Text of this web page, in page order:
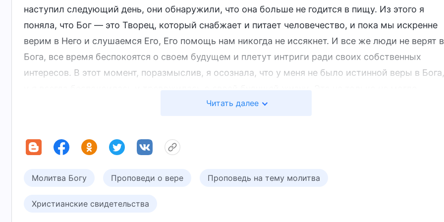
наступил следующий день, они обнаружили, что она больше не годится в пищу. Из этого я
поняла, что Бог — это Творец, который снабжает и питает человечество, и пока мы искренне
верим в Него и слушаемся Его, Его помощь нам никогда не иссякнет. И все же люди не верят в
Бога, все время беспокоятся о своем будущем и плетут интриги ради своих собственных
интересов. В этот момент, поразмыслив, я осознала, что у меня не было истинной веры в Бога,
решить мои проблемы, но, наоборот, лишь усилило давление и тяжесть, которые я
подчиниться Его суверенности и обустройствам. В тот же момент я почувствовала, что
продолжала течь из обоих ушей. У него также были переломы трех ребер, правого бедра и
Читать далее
Молитва Богу Проповеди о вере Проповедь на тему молитва
Христианские свидетельства